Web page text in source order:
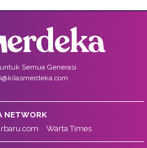
Semua Generasi
NETWORK
Warta Times